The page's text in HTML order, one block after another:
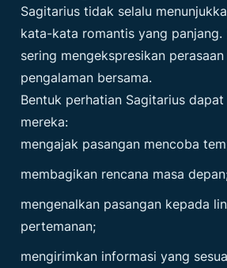
Sagitarius tidak selalu
kata-kata romantis yang panjang.
sering mengekspresikan perasaan
pengalaman bersama.
Bentuk perhatian Sagitarius
mereka:
mengajak pasangan mencoba
membagikan rencana masa
mengenalkan pasangan kepada
pertemanan;
mengirimkan informasi yang